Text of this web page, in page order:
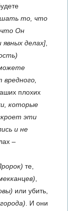
то, что
Он
явных делах]
плохих
которые
эти
и не
–
те,
или убить,
. И они